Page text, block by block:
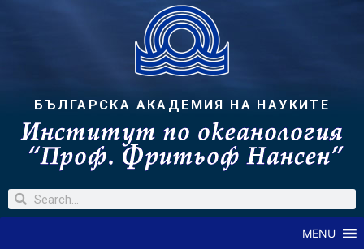
БЪЛГАРСКА АКАДЕМИЯ НА НАУКИТЕ
MENU